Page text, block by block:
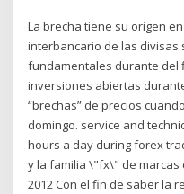
La brecha tiene su origen
interbancario de las divisas
fundamentales durante del
inversiones abiertas
“brechas” de precios
domingo. service and
hours a day during forex
y la familia \"fx\" de marcas
2012 Con el fin de saber la